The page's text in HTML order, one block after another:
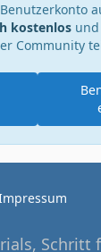
kostenlosund
Community
Schritt